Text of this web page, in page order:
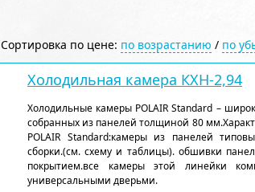
Сортировка по цене: по возрастанию / по
Холодильная камера КХН-2,94
Холодильные камеры POLAIR Standard –
собранных из панелей толщиной 80
POLAIR Standard:камеры из панелей
сборки.(см. схему и таблицы). обшивки
покрытием.все камеры этой линейки
универсальными дверьми.